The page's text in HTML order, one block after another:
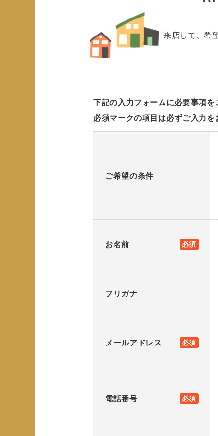
来店して、希
下記の入力フォームに必要事項
必須マークの項目は必ずご入力
ご希望の条件
お名前 必須
フリガナ
メールアドレス 必須
電話番号 必須